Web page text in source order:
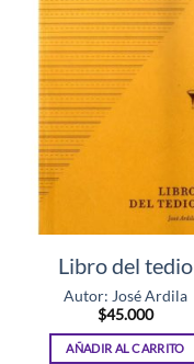
Libro del tedio
Autor: José Ardila
$45.000
AÑADIR AL CARRITO